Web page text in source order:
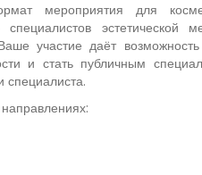
мероприятия для
эстетической
участие даёт возможность
и стать публичным
специалиста.